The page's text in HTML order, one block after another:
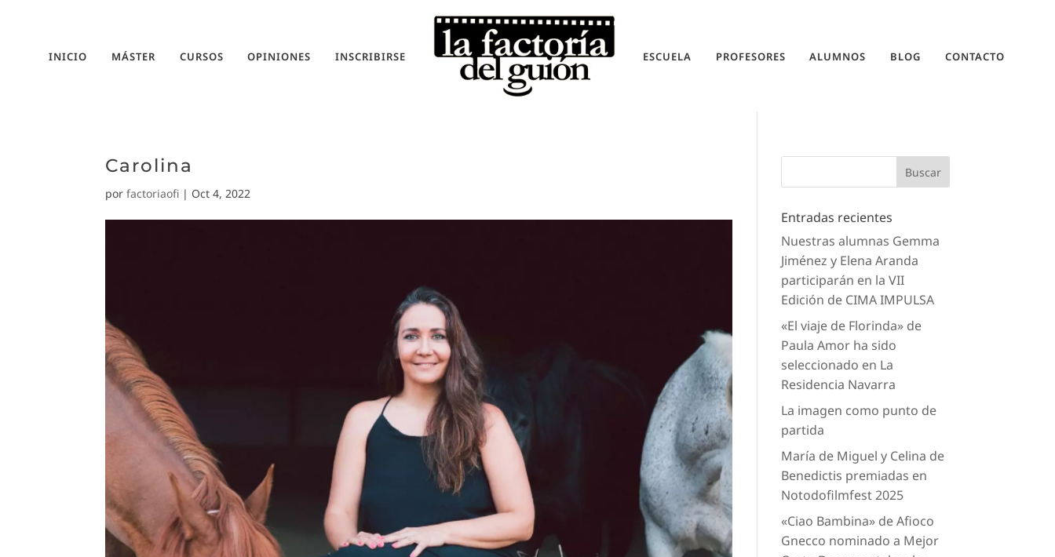
INICIO MÁSTER CURSOS OPINIONES INSCRIBIRSE ESCUELA PROFESORES ALUMNOS BLOG CONTACTO
Carolina
porfactoriaofi | Oct 4, 2022
Entradas recientes
Nuestras alumnas Gemma
Jiménez y Elena Aranda
participarán en la VII
Edición de CIMA IMPULSA
«El viaje de Florinda» de
Paula Amor ha sido
seleccionado en La
Residencia Navarra
La imagen como punto de
partida
María de Miguel y Celina de
Benedictis premiadas en
Notodofilmfest 2025
«Ciao Bambina» de Afioco
Gnecco nominado a Mejor